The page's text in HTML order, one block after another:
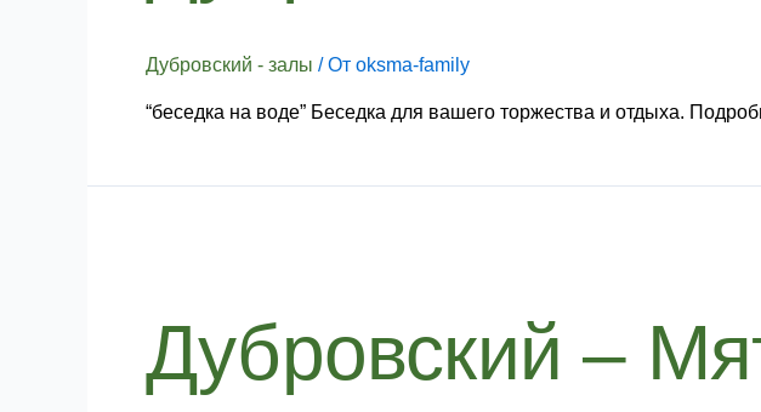
Дубровский - залы / От oksma-family
“беседка на воде” Беседка для вашего торжества и отдыха.
Дубровский –
беседка